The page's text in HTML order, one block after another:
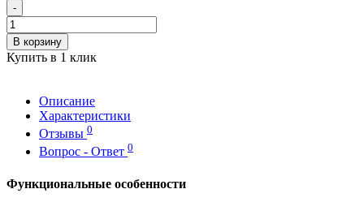
-
В корзину
Купить в 1 клик
Описание
Характеристики
Отзывы 0
Вопрос - Ответ 0
Функциональные особенности